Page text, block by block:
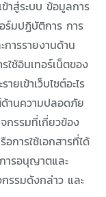
าสู่ระบบ ข้อมูลการ
ร์มปฏิบัติการ การ
ารรายงานด้าน
ช้อินเทอร์เน็ตของ
ยเข้าเว็บไซต์อะไร
ด้านความปลอดภัย
กรรมที่เกี่ยวข้อง
การใช้เอกสารที่ได้
ารอนุญาตและ
รรมดังกล่าว และ